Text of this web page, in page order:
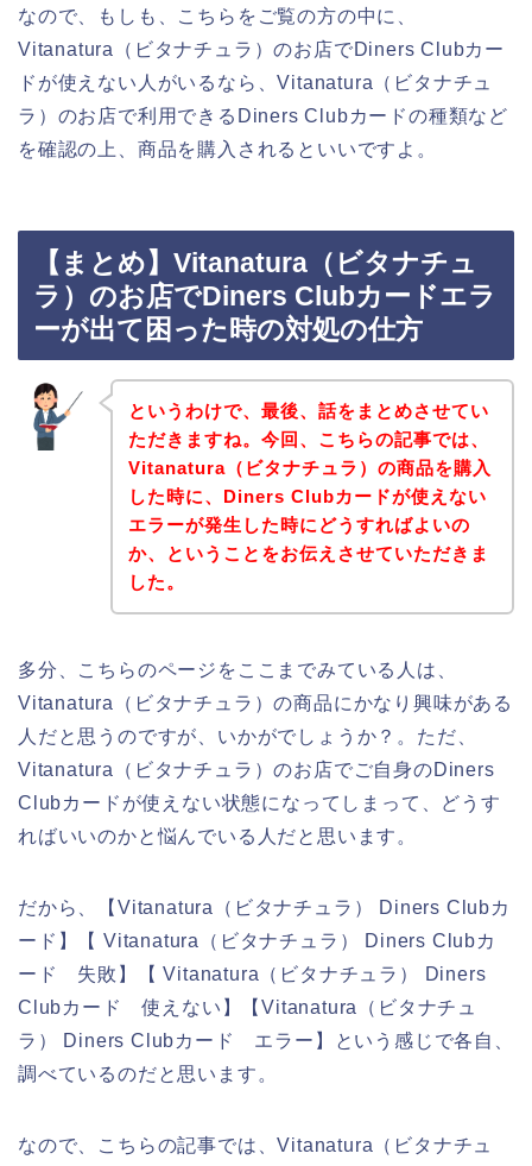
なので、もしも、こちらをご覧の方の中に、
Vitanatura（ビタナチュラ）のお店でDiners Clubカー
ドが使えない人がいるなら、Vitanatura（ビタナチュ
ラ）のお店で利用できるDiners Clubカードの種類など
を確認の上、商品を購入されるといいですよ。
【まとめ】Vitanatura（ビタナチュ
ラ）のお店でDiners Clubカードエラ
ーが出て困った時の対処の仕方
というわけで、最後、話をまとめさせてい
ただきますね。今回、こちらの記事では、
Vitanatura（ビタナチュラ）の商品を購入
した時に、Diners Clubカードが使えない
エラーが発生した時にどうすればよいの
か、ということをお伝えさせていただきま
した。
多分、こちらのページをここまでみている人は、
Vitanatura（ビタナチュラ）の商品にかなり興味がある
人だと思うのですが、いかがでしょうか？。ただ、
Vitanatura（ビタナチュラ）のお店でご自身のDiners
Clubカードが使えない状態になってしまって、どうす
ればいいのかと悩んでいる人だと思います。
だから、【Vitanatura（ビタナチュラ） Diners Clubカ
ード】【 Vitanatura（ビタナチュラ） Diners Clubカ
ード 失敗】【 Vitanatura（ビタナチュラ） Diners
Clubカード 使えない】【Vitanatura（ビタナチュ
ラ） Diners Clubカード エラー】という感じで各自、
調べているのだと思います。
なので、こちらの記事では、Vitanatura（ビタナチュ